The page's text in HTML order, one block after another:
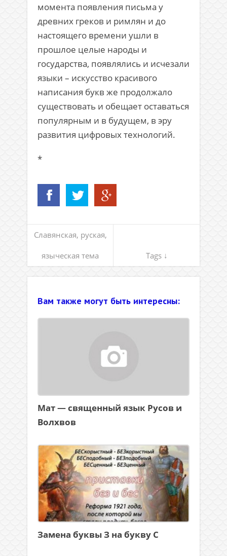
момента появления письма у
древних греков и римлян и до
настоящего времени ушли в
прошлое целые народы и
государства, появлялись и исчезали
языки – искусство красивого
написания букв же продолжало
существовать и обещает оставаться
популярным и в будущем, в эру
развития цифровых технологий.
*
Славянская, руская,
языческая тема Tags ↓
Вам также могут быть интересны:
Мат — священный язык Русов и
Волхвов
Замена буквы З на букву С